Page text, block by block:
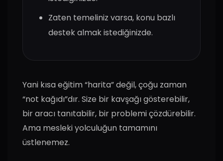
Zaten temeliniz varsa, konu bazlı
destek almak istediğinizde.
Yani kısa eğitim “harita” değil, çoğu zaman
“not kağıdı”dır. Size bir kavşağı gösterebilir,
bir aracı tanıtabilir, bir problemi çözdürebilir.
Ama mesleki yolculuğun tamamını
üstlenemez.